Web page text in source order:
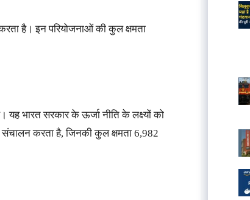
है। इन परियोजनाओं की कुल क्षमता
भारत सरकार के ऊर्जा नीति के लक्ष्यों को
करता है, जिनकी कुल क्षमता 6,982